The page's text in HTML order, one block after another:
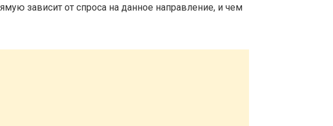
зависит от спроса на данное направление, и чем